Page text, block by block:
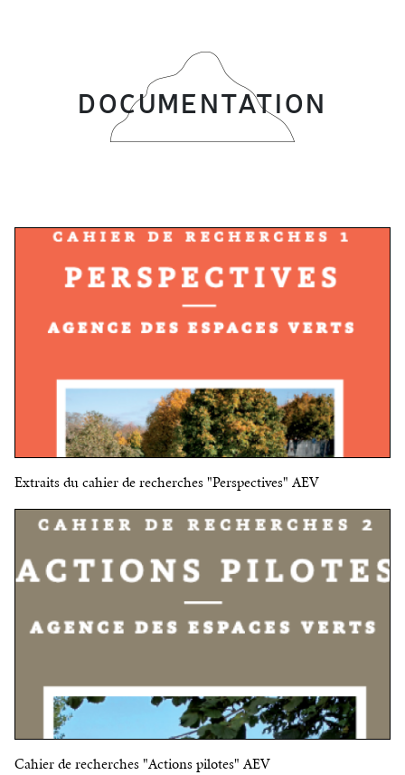
DOCUMENTATION
Extraits du cahier de recherches "Perspectives" AEV
Cahier de recherches "Actions pilotes" AEV